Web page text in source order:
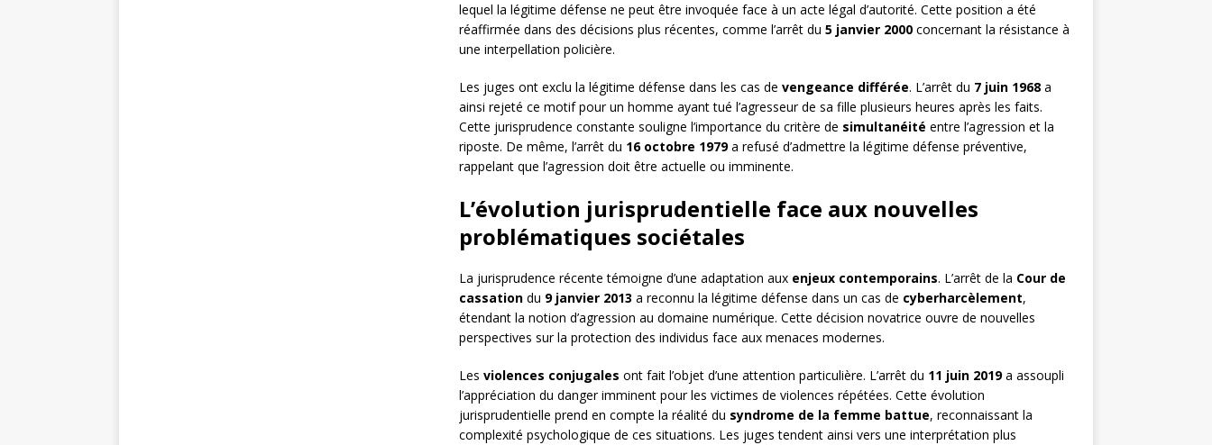
lequel la légitime défense ne peut être invoquée face à un acte légal d’autorité. Cette position a été
réaffirmée dans des décisions plus récentes, comme l’arrêt du 5 janvier 2000concernant la résistance à
une interpellation policière.
Les juges ont exclu la légitime défense dans les cas de vengeance différée. L’arrêt du 7 juin 1968a
ainsi rejeté ce motif pour un homme ayant tué l’agresseur de sa fille plusieurs heures après les faits.
Cette jurisprudence constante souligne l’importance du critère de simultanéité entre l’agression et la
riposte. De même, l’arrêt du 16 octobre 1979a refusé d’admettre la légitime défense préventive,
rappelant que l’agression doit être actuelle ou imminente.
L’évolution jurisprudentielle face aux nouvelles
problématiques sociétales
La jurisprudence récente témoigne d’une adaptation aux enjeux contemporains. L’arrêt de la Cour de
cassationdu 9 janvier 2013 a reconnu la légitime défense dans un cas de cyberharcèlement,
étendant la notion d’agression au domaine numérique. Cette décision novatrice ouvre de nouvelles
perspectives sur la protection des individus face aux menaces modernes.
Les violences conjugales ont fait l’objet d’une attention particulière. L’arrêt du 11 juin 2019a assoupli
l’appréciation du danger imminent pour les victimes de violences répétées. Cette évolution
jurisprudentielle prend en compte la réalité du syndrome de la femme battue, reconnaissant la
complexité psychologique de ces situations. Les juges tendent ainsi vers une interprétation plus